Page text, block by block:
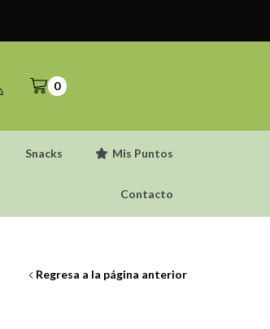
0
Snacks Mis Puntos
Contacto
Regresa a la página anterior